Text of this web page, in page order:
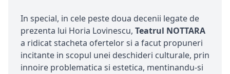
In special, in cele peste doua decenii legate de
prezenta lui Horia Lovinescu, Teatrul NOTTARA
a ridicat stacheta ofertelor si a facut propuneri
incitante in scopul unei deschideri culturale, prin
innoire problematica si estetica, mentinandu-si